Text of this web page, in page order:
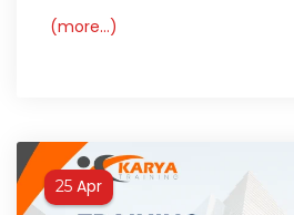
(more…)
25 Apr